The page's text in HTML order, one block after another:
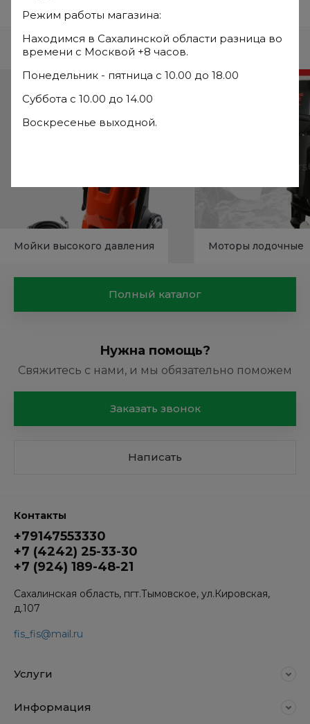
Часто ищут
Мойки высокого давления Моторы лодочные
Полный каталог
Нужна помощь?
Свяжитесь с нами, и мы обязательно поможем
Заказать звонок
Написать
Контакты
+79147553330
+7 (4242) 25-33-30
+7 (924) 189-48-21
Сахалинская область, пгт.Тымовское, ул.Кировская,
д.107
fis_fis@mail.ru
Услуги
Информация
Режим работы магазина:
Находимся в Сахалинской области разница во
времени с Москвой +8 часов.
Понедельник - пятница с 10.00 до 18.00
Суббота с 10.00 до 14.00
Воскресенье выходной.